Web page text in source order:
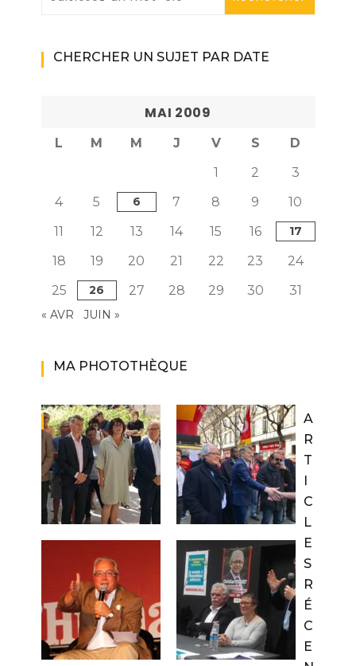
CHERCHER UN SUJET PAR DATE
MAI 2009
L M M J V S
D
1
2
3
4
5 6 7 8 9
10
11
12 13 14 15 16 17
18 19 20 21 22 23
24
25
26 27 28 29 30 31
« AVR JUIN »
MA PHOTOTHÈQUE
A
R
T
I
C
L
E
S
R
É
C
E